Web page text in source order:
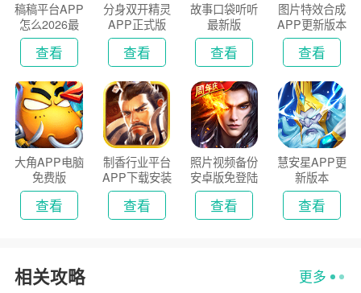
稿稿平台APP
怎么2026最
新版
查看
分身双开精灵
APP正式版
查看
故事口袋听听
最新版
查看
图片特效合成
APP更新版本
2026
查看
大角APP电脑
免费版
查看
制香行业平台
APP下载安装
2026
查看
照片视频备份
安卓版免登陆
版
查看
慧安星APP更
新版本
查看
相关攻略 更多